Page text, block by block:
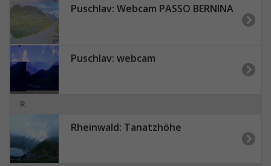
Puschlav: Webcam PASSO BERNINA
Puschlav: webcam
R
Rheinwald: Tanatzhöhe